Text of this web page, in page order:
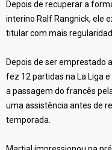
Depois de recuperar a
interino Ralf Rangnick, ele
titular com mais
Depois de ser emprestado
fez 12 partidas na La Liga
a passagem do francês
uma assistência antes de
temporada.